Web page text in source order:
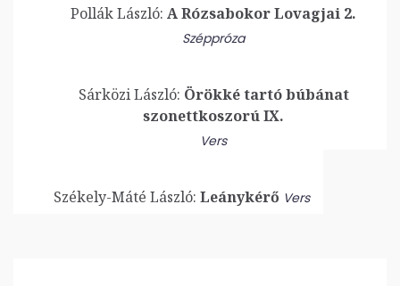
Pollák László: A Rózsabokor Lovagjai 2.
Széppróza
Sárközi László: Örökké tartó búbánat
szonettkoszorú IX.
Vers
Székely-Máté László: Leánykérő Vers